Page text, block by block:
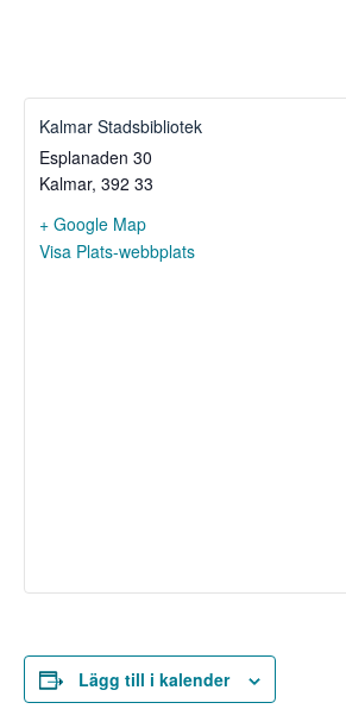
Kalmar Stadsbibliotek
Esplanaden 30
Kalmar, 392 33
+ Google Map
Visa Plats-webbplats
Lägg till i kalender